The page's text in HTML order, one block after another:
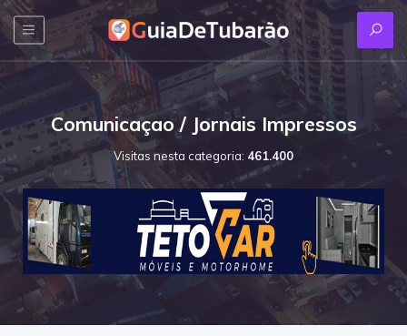
Comunicaçao / Jornais Impressos
Visitas nesta categoria: 461.400